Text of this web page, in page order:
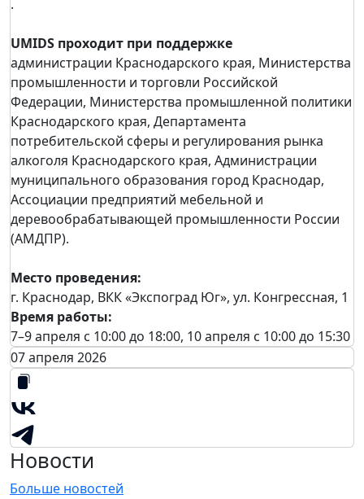
.
UMIDS проходит при поддержке
администрации Краснодарского края, Министерства
промышленности и торговли Российской
Федерации, Министерства промышленной политики
Краснодарского края, Департамента
потребительской сферы и регулирования рынка
алкоголя Краснодарского края, Администрации
муниципального образования город Краснодар,
Ассоциации предприятий мебельной и
деревообрабатывающей промышленности России
(АМДПР).
Место проведения:
г. Краснодар, ВКК «Экспоград Юг», ул. Конгрессная, 1
Время работы:
7–9 апреля с 10:00 до 18:00, 10 апреля с 10:00 до 15:30
07 апреля 2026
Новости
Больше новостей